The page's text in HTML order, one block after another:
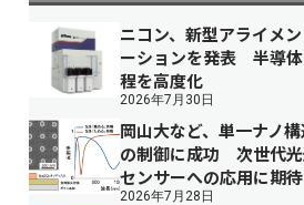
ニコン、新型アライメ
ーションを発表 半導
程を高度化
2026年7月30日
岡山大など、単一ナノ
の制御に成功 次世代
センサーへの応用に期待
2026年7月28日